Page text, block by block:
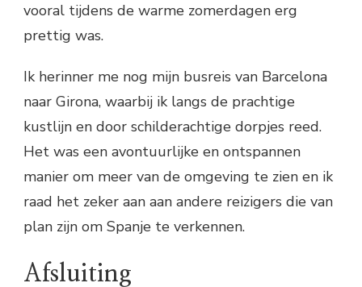
vooral tijdens de warme zomerdagen erg
prettig was.
Ik herinner me nog mijn busreis van Barcelona
naar Girona, waarbij ik langs de prachtige
kustlijn en door schilderachtige dorpjes reed.
Het was een avontuurlijke en ontspannen
manier om meer van de omgeving te zien en ik
raad het zeker aan aan andere reizigers die van
plan zijn om Spanje te verkennen.
Afsluiting